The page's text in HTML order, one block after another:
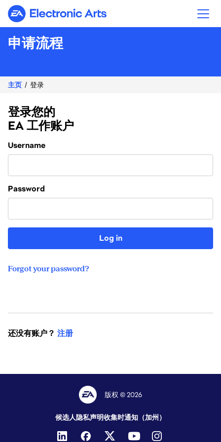
Electronic Arts
申请流程
主页 登录
登录您的
EA 工作账户
Login
Username
Password
Log in
Forgot your password?
还没有账户？ 注册
版权 © 2026
候选人隐私声明收集时通知（加州）